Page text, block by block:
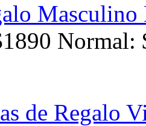
Normal:
de Regalo